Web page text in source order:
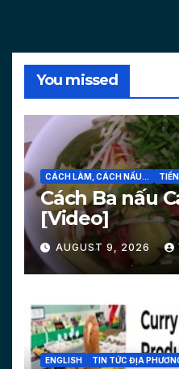
You missed
CÁCH LÀM, CÁCH NẤU...
Cách Ba nấu
[Video]
AUGUST 9, 2026
ENGLISH TIN TỨC ĐỊA